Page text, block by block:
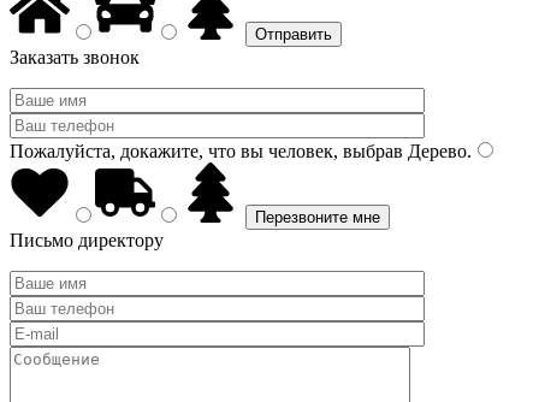
Заказать звонок
Пожалуйста, докажите, что вы человек, выбрав Дерево.
Письмо директору